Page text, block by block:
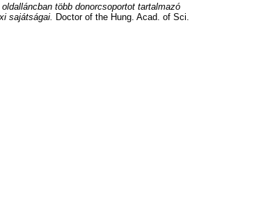
több donorcsoportot tartalmazó
sajátságai.
Doctor of the Hung. Acad. of Sci.